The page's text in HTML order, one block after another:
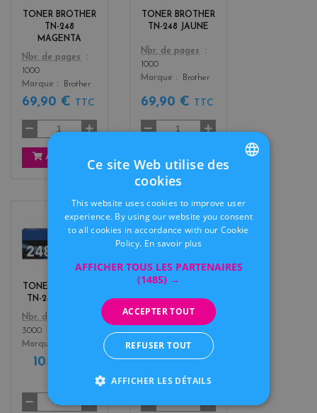
TONER BROTHER
TN-248
MAGENTA
Color
n
Nbr. de pages
1000
Marque
Brother
69,90 € TTC
AJOUTER
TONER BROTHER
TN-248 JAUNE
Color
o
w
Nbr. de pages
1000
Marque
Brother
69,90 € TTC
TONER BROTHER
TN-248XL NOIR
Color
b
c
Nbr. de pages
3000
Marque
105,90 €
TONER BROTHER
TN-248XL CYAN
n
Nbr. de pages
Marque
Brother
119,90 €TTC
Ce site Web utilise des
cookies
This website uses cookies to improve user
experience. By using our website you consent
to all cookies in accordance with our Cookie
Policy. En savoir plus
AFFICHER TOUS LES PARTENAIRES
(1485) →
ACCEPTER TOUT
REFUSER TOUT
AFFICHER LES DÉTAILS